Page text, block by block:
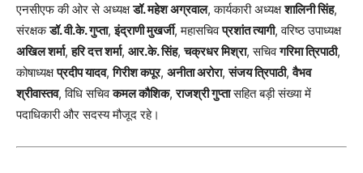
एनसीएफ की ओर से अध्यक्षडॉ. महेश अग्रवाल, कार्यकारी अध्यक्षशालिनी सिंह,
संरक्षकडॉ. वी.के. गुप्ता,इंद्राणी मुखर्जी, महासचिवप्रशांत त्यागी, वरिष्ठ उपाध्यक्ष
अखिल शर्मा,हरि दत्त शर्मा, आर.के. सिंह,चक्रधर मिश्रा, सचिवगरिमा त्रिपाठी,
कोषाध्यक्षप्रदीप यादव,गिरीश कपूर, अनीता अरोरा,संजय त्रिपाठी,वैभव
श्रीवास्तव, विधि सचिवकमल कौशिक,राजश्री गुप्तासहित बड़ी संख्या में
पदाधिकारी और सदस्य मौजूद रहे।